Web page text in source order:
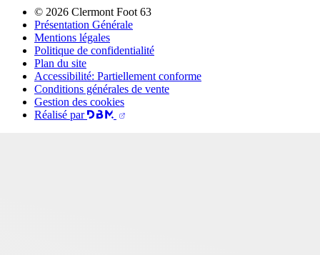
© 2026 Clermont Foot 63
Présentation Générale
Mentions légales
Politique de confidentialité
Plan du site
Accessibilité: Partiellement conforme
Conditions générales de vente
Gestion des cookies
Réalisé par